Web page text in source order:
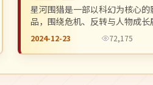
星河围猎是一部以科幻为核心的
品，围绕危机、反转与人物成长
整体节奏紧凑，值得推荐观看。
2024-12-23 72,175